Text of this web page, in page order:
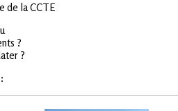
de la CCTE
?
?